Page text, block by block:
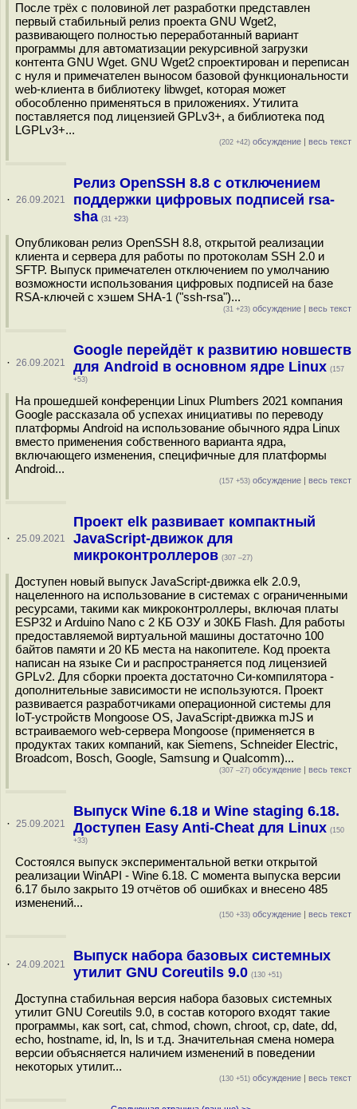
После трёх с половиной лет разработки представлен
первый стабильный релиз проекта GNU Wget2,
развивающего полностью переработанный вариант
программы для автоматизации рекурсивной загрузки
контента GNU Wget. GNU Wget2 спроектирован и переписан
с нуля и примечателен выносом базовой функциональности
web-клиента в библиотеку libwget, которая может
обособленно применяться в приложениях. Утилита
поставляется под лицензией GPLv3+, а библиотека под
LGPLv3+...
(202 +42) обсуждение | весь текст
· 26.09.2021
Релиз OpenSSH 8.8 с отключением
поддержки цифровых подписей rsa-
sha (31 +23)
Опубликован релиз OpenSSH 8.8, открытой реализации
клиента и сервера для работы по протоколам SSH 2.0 и
SFTP. Выпуск примечателен отключением по умолчанию
возможности использования цифровых подписей на базе
RSA-ключей с хэшем SHA-1 ("ssh-rsa")...
(31 +23) обсуждение | весь текст
· 26.09.2021
Google перейдёт к развитию новшеств
для Android в основном ядре Linux (157
+53)
На прошедшей конференции Linux Plumbers 2021 компания
Google рассказала об успехах инициативы по переводу
платформы Android на использование обычного ядра Linux
вместо применения собственного варианта ядра,
включающего изменения, специфичные для платформы
Android...
(157 +53) обсуждение | весь текст
· 25.09.2021
Проект elk развивает компактный
JavaScript-движок для
микроконтроллеров (307 –27)
Доступен новый выпуск JavaScript-движка elk 2.0.9,
нацеленного на использование в системах с ограниченными
ресурсами, такими как микроконтроллеры, включая платы
ESP32 и Arduino Nano с 2 КБ ОЗУ и 30КБ Flash. Для работы
предоставляемой виртуальной машины достаточно 100
байтов памяти и 20 КБ места на накопителе. Код проекта
написан на языке Си и распространяется под лицензией
GPLv2. Для сборки проекта достаточно Си-компилятора -
дополнительные зависимости не используются. Проект
развивается разработчиками операционной системы для
IoT-устройств Mongoose OS, JavaScript-движка mJS и
встраиваемого web-сервера Mongoose (применяется в
продуктах таких компаний, как Siemens, Schneider Electric,
Broadcom, Bosch, Google, Samsung и Qualcomm)...
(307 –27) обсуждение | весь текст
· 25.09.2021
Выпуск Wine 6.18 и Wine staging 6.18.
Доступен Easy Anti-Cheat для Linux (150
+33)
Состоялся выпуск экспериментальной ветки открытой
реализации WinAPI - Wine 6.18. С момента выпуска версии
6.17 было закрыто 19 отчётов об ошибках и внесено 485
изменений...
(150 +33) обсуждение | весь текст
· 24.09.2021
Выпуск набора базовых системных
утилит GNU Coreutils 9.0 (130 +51)
Доступна стабильная версия набора базовых системных
утилит GNU Coreutils 9.0, в состав которого входят такие
программы, как sort, cat, chmod, chown, chroot, cp, date, dd,
echo, hostname, id, ln, ls и т.д. Значительная смена номера
версии объясняется наличием изменений в поведении
некоторых утилит...
(130 +51) обсуждение | весь текст